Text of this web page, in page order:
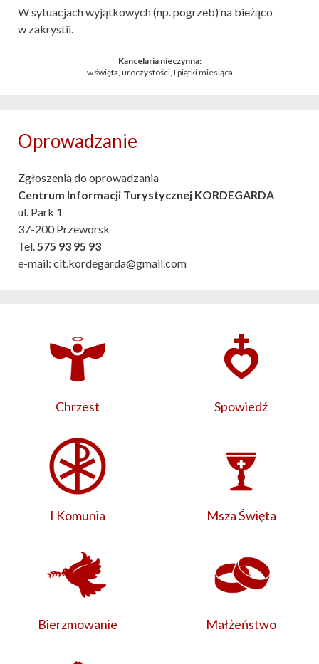
W sytuacjach wyjątkowych (np. pogrzeb) na bieżąco
w zakrystii.
Kancelaria nieczynna:
w święta, uroczystości, I piątki miesiąca
Oprowadzanie
Zgłoszenia do oprowadzania
Centrum Informacji Turystycznej KORDEGARDA
ul. Park 1
37-200 Przeworsk
Tel.575 93 95 93
e-mail: cit.kordegarda@gmail.com
Chrzest Spowiedź
I Komunia Msza Święta
Bierzmowanie Małżeństwo